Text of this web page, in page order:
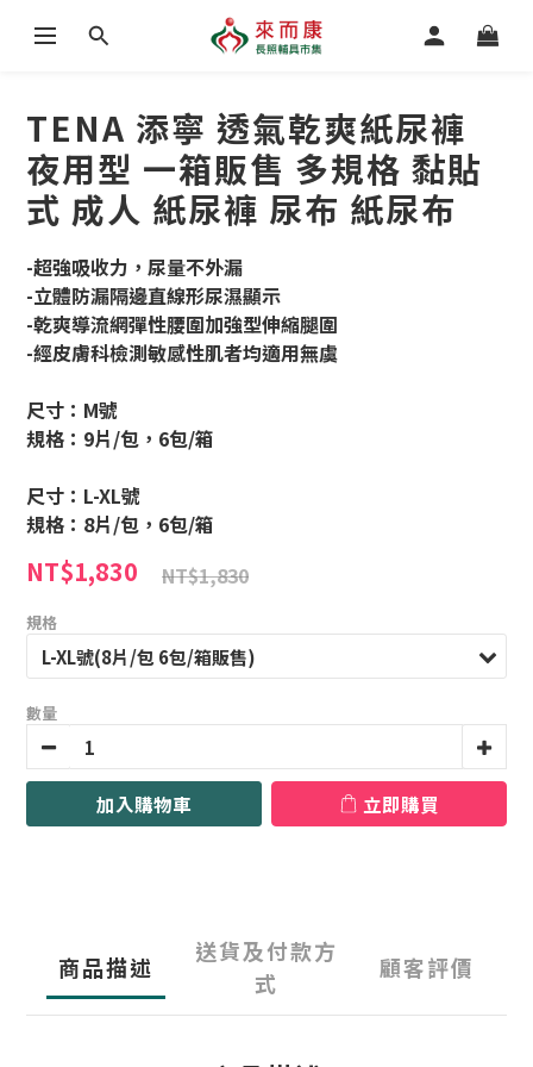
TENA 添寧 透氣乾爽紙尿褲
夜用型 一箱販售 多規格 黏貼
式 成人 紙尿褲 尿布 紙尿布
-超強吸收力，尿量不外漏
-立體防漏隔邊直線形尿濕顯示
-乾爽導流網彈性腰圍加強型伸縮腿圍
-經皮膚科檢測敏感性肌者均適用無虞
尺寸：M號
規格：9片/包，6包/箱
尺寸：L-XL號
規格：8片/包，6包/箱
NT$1,830 NT$1,830
規格
數量
加入購物車 立即購買
商品描述
送貨及付款方
式
顧客評價